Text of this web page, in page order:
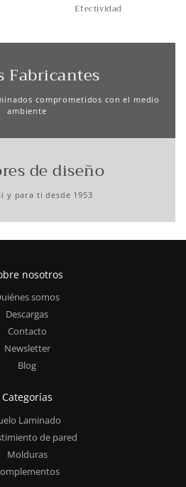
Efectividad
Fabricantes
comprometidos con el medio
ambiente
de diseño
y para ti desde 1953
nosotros
somos
Descargas
Contacto
Newsletter
Blog
Categorías
Laminado
de pared
Molduras